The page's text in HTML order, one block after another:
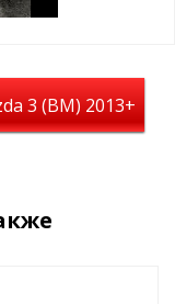
3 (BM) 2013+